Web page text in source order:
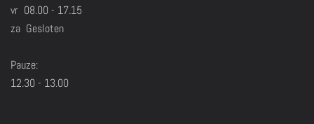
vr 08.00 - 17.15
za Gesloten
Pauze:
12.30 - 13.00